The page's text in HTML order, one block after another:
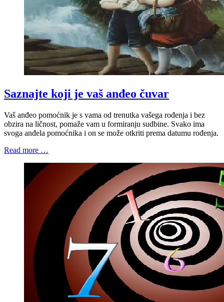
Saznajte koji je vaš anđeo čuvar
Vaš anđeo pomoćnik je s vama od trenutka vašega rođenja i bez
obzira na ličnost, pomaže vam u formiranju sudbine. Svako ima
svoga anđela pomoćnika i on se može otkriti prema datumu rođenja.
Read more …